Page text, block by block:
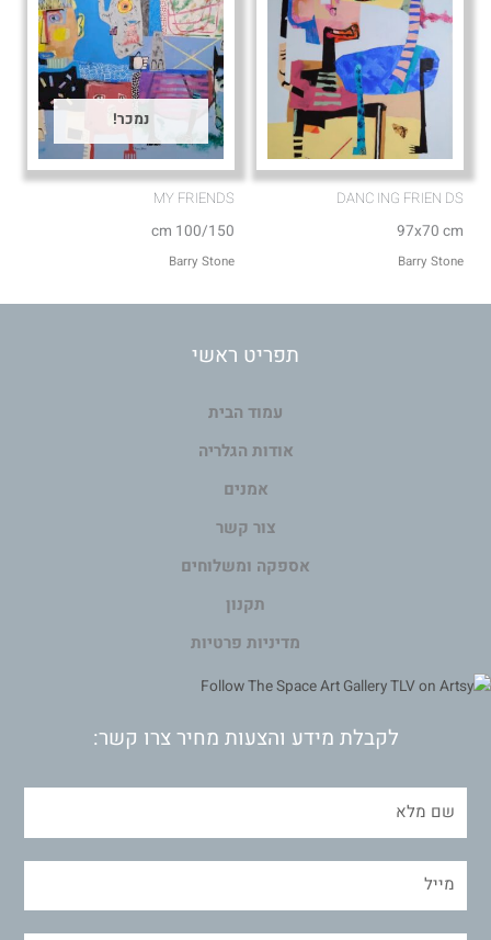
DANC ING FRIEN DS
97x70 cm
Barry Stone
נמכר!
MY FRIENDS⁩
100/150 cm
Barry Stone
תפריט ראשי
עמוד הבית
אודות הגלריה
אמנים
צור קשר
אספקה ומשלוחים
תקנון
מדיניות פרטיות
לקבלת מידע והצעות מחיר צרו קשר: